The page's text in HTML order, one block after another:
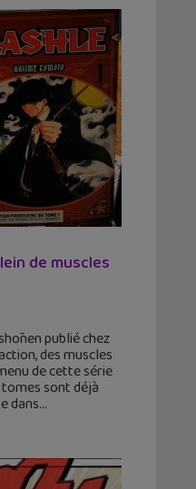
de muscles
publié chez
des muscles
de cette série
sont déjà
dans